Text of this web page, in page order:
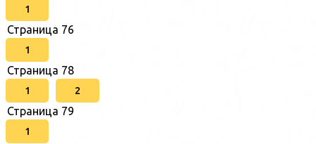
1
Страница 76
1
Страница 78
1 2
Страница 79
1